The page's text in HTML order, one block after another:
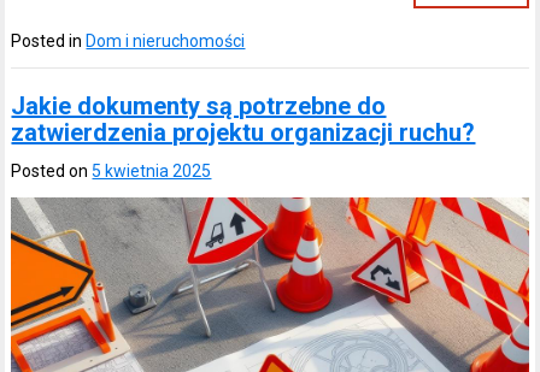
Posted in Dom i nieruchomości
Jakie dokumenty są potrzebne do
zatwierdzenia projektu organizacji ruchu?
Posted on5 kwietnia 2025